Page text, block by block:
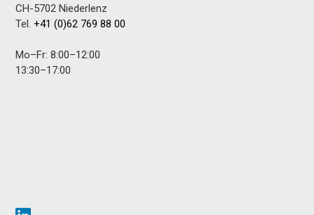
CH-5702 Niederlenz
Tel.+41 (0)62 769 88 00
Mo–Fr: 8:00–12:00
13:30–17:00